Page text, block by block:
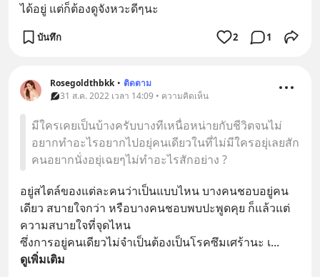
ได้อยู่ แต่ก็ต้องดูจังหวะดีๆนะ
บันทึก 2 1
Rosegoldthbkk • ติดตาม
31 ส.ค. 2022 เวลา 14:09 • ความคิดเห็น
มีใครเคยเป็นบ้างครับบางทีเหนื่อหน่ายกับชีวิตจนไม่
อยากทำอะไรอยากไปอยุ่คนเดียวในที่ไม่มีใครอยุ่เลยสัก
คนอยากนั่งอยุ่เฉยๆไม่ทำอะไรสักอย่าง ?
อยู่สไตล์ของแต่ละคนว่าเป็นแบบไหน บางคนชอบอยู่คน
เดียว สบายใจกว่า หรือบางคนชอบพบปะพูดคุย ก็แล้วแต่
ความสบายใจที่จุดไหน
ซึ่งการอยู่คนเดียวไม่จำเป็นต้องเป็นโรคซึมเศร้านะ เ...
ดูเพิ่มเติม